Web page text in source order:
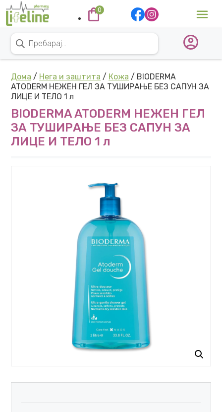
Skip to content
Main Navigation
0
Дома / Нега и заштита / Кожа / BIODERMA
ATODERM НЕЖЕН ГЕЛ ЗА ТУШИРАЊЕ БЕЗ САПУН ЗА
ЛИЦЕ И ТЕЛО 1 л
BIODERMA ATODERM НЕЖЕН ГЕЛ
ЗА ТУШИРАЊЕ БЕЗ САПУН ЗА
ЛИЦЕ И ТЕЛО 1 л